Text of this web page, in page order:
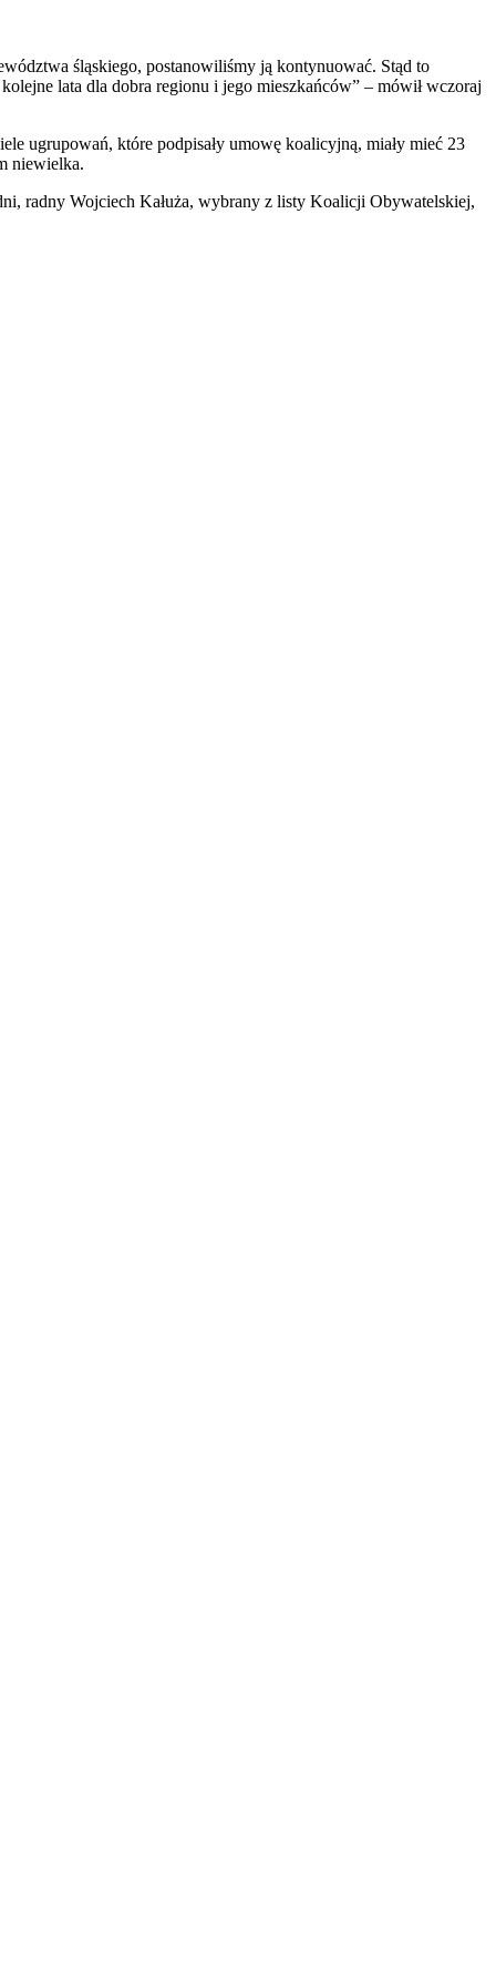
śląskiego, postanowiliśmy ją kontynuować. Stąd to
lata dla dobra regionu i jego mieszkańców” – mówił wczoraj
ugrupowań, które podpisały umowę koalicyjną, miały mieć 23
niewielka.
radny Wojciech Kałuża, wybrany z listy Koalicji Obywatelskiej,